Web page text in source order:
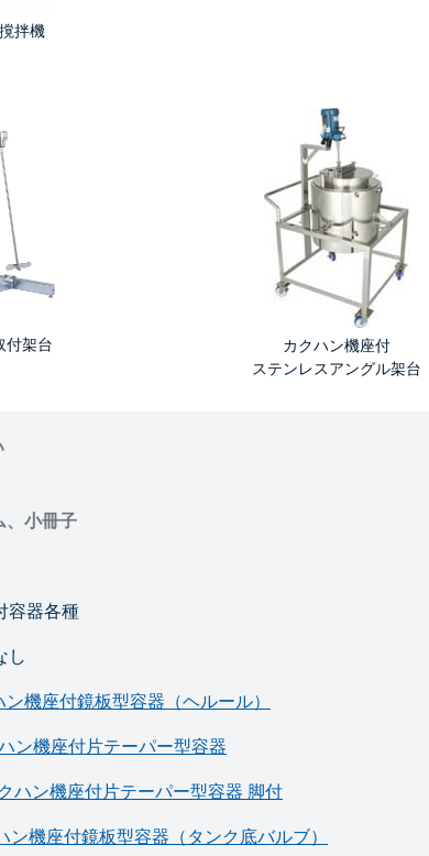
拌機
付架台
カクハン機座付
ステンレスアングル架台
、小冊子
容器各種
し
ン機座付鏡板型容器（ヘルール）
ハン機座付片テーパー型容器
ハン機座付片テーパー型容器 脚付
ン機座付鏡板型容器（タンク底バルブ）